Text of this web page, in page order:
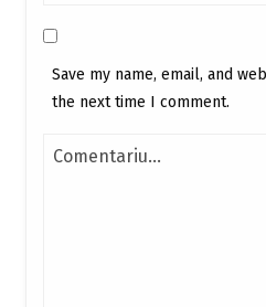
Save my name, email, and
the next time I comment.